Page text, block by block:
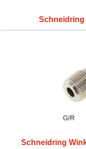
Schneidring
Schneidring